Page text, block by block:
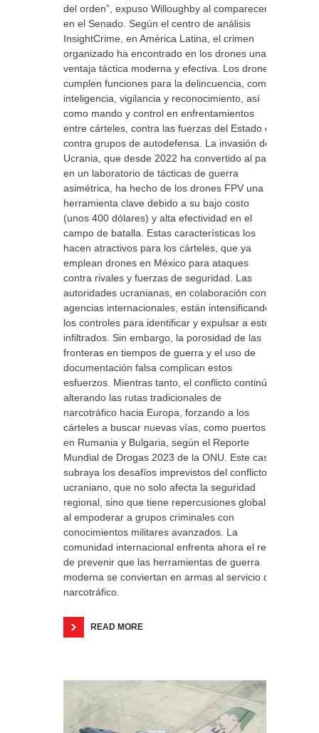
del orden”, expuso Willoughby al comparecer
en el Senado. Según el centro de análisis
InsightCrime, en América Latina, el crimen
organizado ha encontrado en los drones una
ventaja táctica moderna y efectiva. Los drones
cumplen funciones para la delincuencia, como
inteligencia, vigilancia y reconocimiento, así
como mando y control en enfrentamientos
entre cárteles, contra las fuerzas del Estado o
contra grupos de autodefensa. La invasión de
Ucrania, que desde 2022 ha convertido al país
en un laboratorio de tácticas de guerra
asimétrica, ha hecho de los drones FPV una
herramienta clave debido a su bajo costo
(unos 400 dólares) y alta efectividad en el
campo de batalla. Estas características los
hacen atractivos para los cárteles, que ya
emplean drones en México para ataques
contra rivales y fuerzas de seguridad. Las
autoridades ucranianas, en colaboración con
agencias internacionales, están intensificando
los controles para identificar y expulsar a estos
infiltrados. Sin embargo, la porosidad de las
fronteras en tiempos de guerra y el uso de
documentación falsa complican estos
esfuerzos. Mientras tanto, el conflicto continúa
alterando las rutas tradicionales de
narcotráfico hacia Europa, forzando a los
cárteles a buscar nuevas vías, como puertos
en Rumania y Bulgaria, según el Reporte
Mundial de Drogas 2023 de la ONU. Este caso
subraya los desafíos imprevistos del conflicto
ucraniano, que no solo afecta la seguridad
regional, sino que tiene repercusiones globales
al empoderar a grupos criminales con
conocimientos militares avanzados. La
comunidad internacional enfrenta ahora el reto
de prevenir que las herramientas de guerra
moderna se conviertan en armas al servicio del
narcotráfico.
READ MORE